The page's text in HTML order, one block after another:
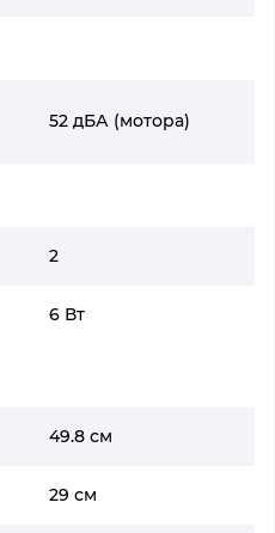
52 дБА (мотора)
2
6 Вт
49.8 см
29 см